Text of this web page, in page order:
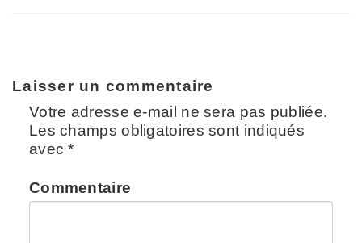
Laisser un commentaire
Votre adresse e-mail ne sera pas publiée.
Les champs obligatoires sont indiqués
avec*
Commentaire